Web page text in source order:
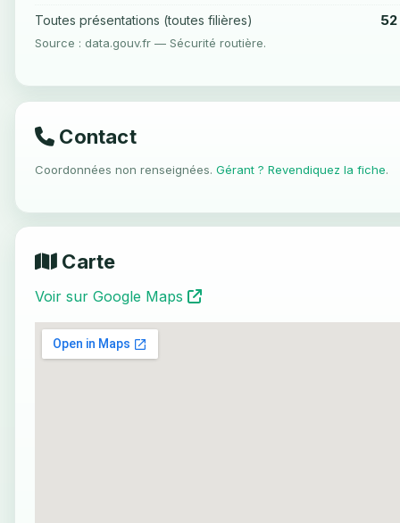
Toutes présentations (toutes filières)
Source : data.gouv.fr — Sécurité routière.
Contact
Coordonnées non renseignées. Gérant ? Revendiquez la fiche.
Carte
Voir sur Google Maps